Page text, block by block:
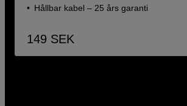
Hållbar kabel – 25 års garanti
149 SEK